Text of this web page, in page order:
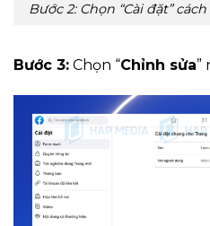
Bước 2: Chọn “Cài đặt”
Bước 3: Chọn “Chỉnh sửa”